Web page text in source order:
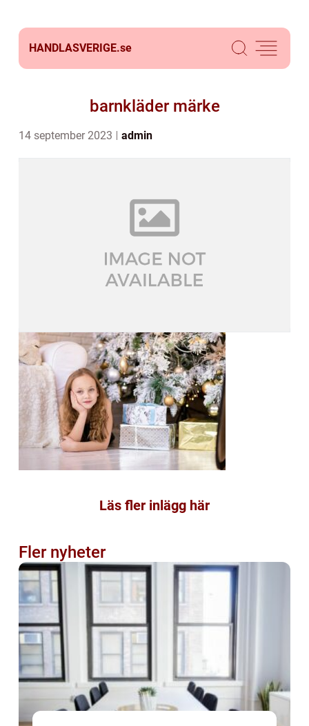
HANDLASVERIGE.se
barnkläder märke
14 september 2023 admin
Läs fler inlägg här
Fler nyheter